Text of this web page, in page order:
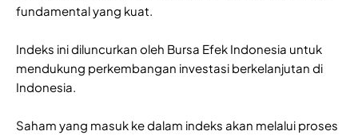
fundamental yang kuat.
Indeks ini diluncurkan oleh Bursa Efek Indonesia untuk
mendukung perkembangan investasi berkelanjutan di
Indonesia.
Saham yang masuk ke dalam indeks akan melalui proses